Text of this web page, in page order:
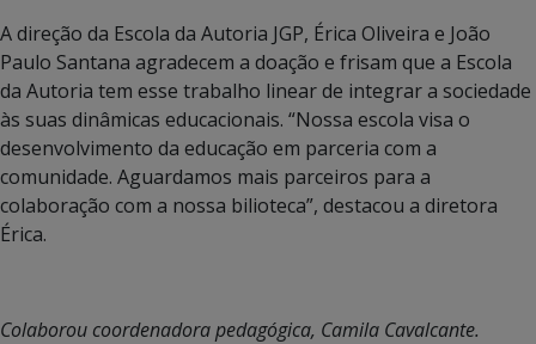
A direção da Escola da Autoria JGP, Érica Oliveira e João
Paulo Santana agradecem a doação e frisam que a Escola
da Autoria tem esse trabalho linear de integrar a sociedade
às suas dinâmicas educacionais. “Nossa escola visa o
desenvolvimento da educação em parceria com a
comunidade. Aguardamos mais parceiros para a
colaboração com a nossa bilioteca”, destacou a diretora
Érica.
Colaborou coordenadora pedagógica, Camila Cavalcante.